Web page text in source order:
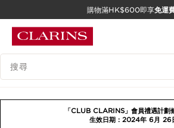
跳至內容
購物滿HK$600即享免運
搜尋內容說明
「CLUB CLARINS」會員禮遇計劃
生效日期：2024年 6月 26